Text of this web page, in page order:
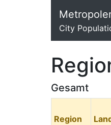
City
Gesamt
Region